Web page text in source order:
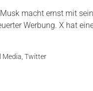
macht ernst mit
Werbung. X hat
Media, Twitter